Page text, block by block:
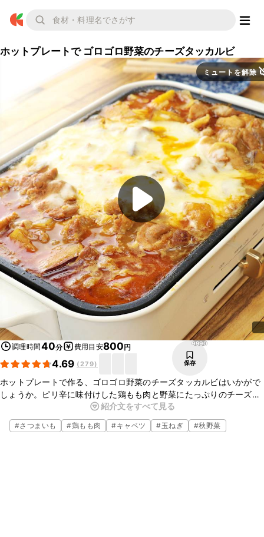
ホットプレートで ゴロゴロ野菜のチーズタッカルビ
ミュートを解除
調理時間40分 費用目安800円
4.69 (279)
9990
保存
ホットプレートで作る、ゴロゴロ野菜のチーズタッカルビはいかがで
しょうか。ピリ辛に味付けした鶏もも肉と野菜にたっぷりのチーズを
絡めて食べる、チーズタッカルビです。野菜を大きめに切っているの
で、食べ応えがありますよ。パーティーなどにもぴったりです。ぜひ
お試しくださいね。
紹介文をすべて見る
#さつまいも #鶏もも肉 #キャベツ #玉ねぎ #秋野菜